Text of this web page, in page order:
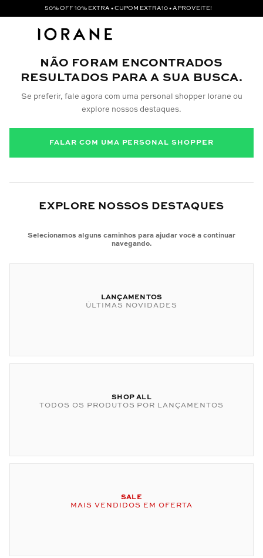
50% OFF 10% EXTRA • CUPOM EXTRA10 • APROVEITE!
NÃO FORAM ENCONTRADOS
RESULTADOS PARA A SUA BUSCA.
Se preferir, fale agora com uma personal shopper Iorane ou
explore nossos destaques.
FALAR COM UMA PERSONAL SHOPPER
EXPLORE NOSSOS DESTAQUES
Selecionamos alguns caminhos para ajudar você a continuar
navegando.
LANÇAMENTOS
ÚLTIMAS NOVIDADES
SHOP ALL
TODOS OS PRODUTOS POR LANÇAMENTOS
SALE
MAIS VENDIDOS EM OFERTA